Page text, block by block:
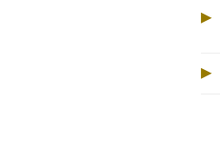
▸
▸